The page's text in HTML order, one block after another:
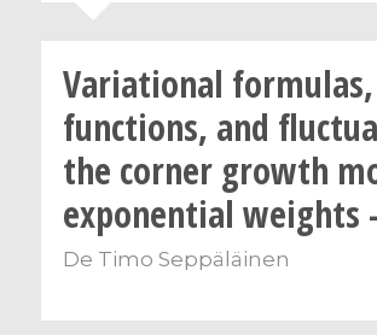
Variational formulas,
functions, and
the corner growth
exponential weights
De Timo Seppäläinen